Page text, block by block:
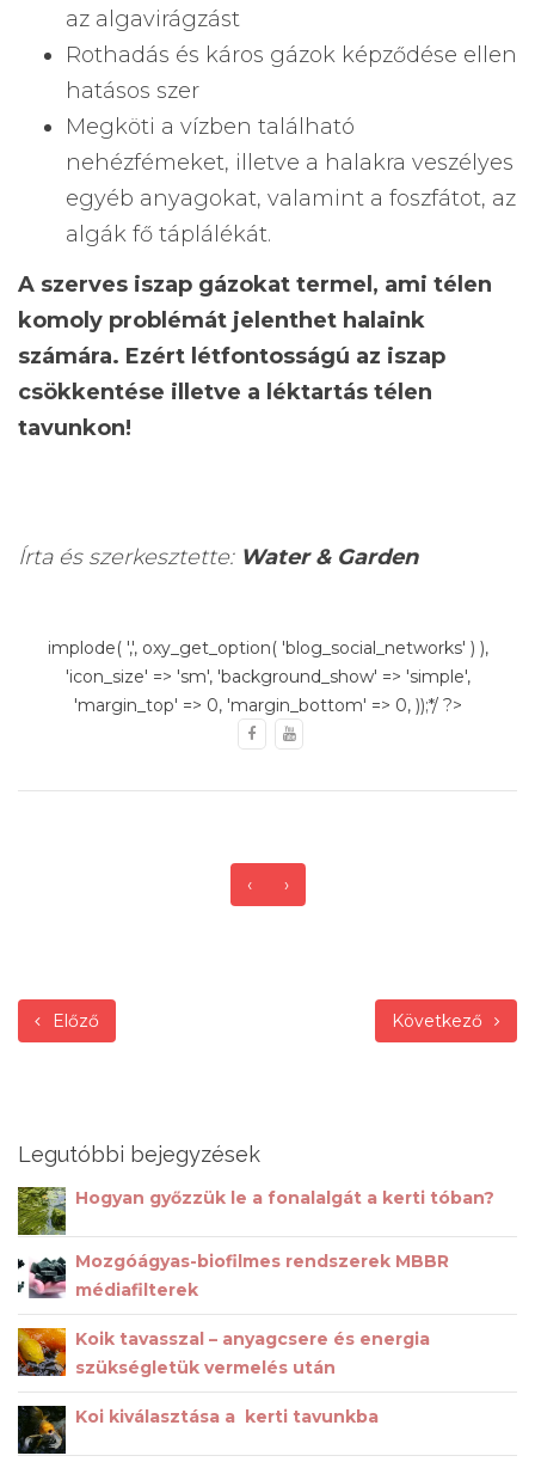
az algavirágzást
Rothadás és káros gázok képződése ellen
hatásos szer
Megköti a vízben található
nehézfémeket, illetve a halakra veszélyes
egyéb anyagokat, valamint a foszfátot, az
algák fő táplálékát.
A szerves iszap gázokat termel, ami télen
komoly problémát jelenthet halaink
számára. Ezért létfontosságú az iszap
csökkentése illetve a léktartás télen
tavunkon!
Írta és szerkesztette: Water&Garden
implode( ',', oxy_get_option( 'blog_social_networks' ) ),
'icon_size' => 'sm', 'background_show' => 'simple',
'margin_top' => 0, 'margin_bottom' => 0, ));*/ ?>
‹ ›
Előző Következő
Legutóbbi bejegyzések
Hogyan győzzük le a fonalalgát a kerti tóban?
Mozgóágyas-biofilmes rendszerek MBBR
médiafilterek
Koik tavasszal – anyagcsere és energia
szükségletük vermelés után
Koi kiválasztása a kerti tavunkba